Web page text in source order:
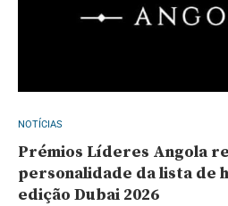
NOTÍCIAS
Prémios Líderes Angola
personalidade da lista de
edição Dubai 2026